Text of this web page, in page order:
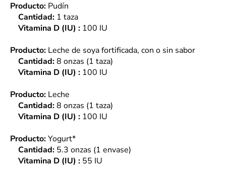
Producto: Pudín
Cantidad: 1 taza
Vitamina D (IU) : 100 IU
Producto: Leche de soya fortificada, con o sin sabor
Cantidad:8 onzas (1 taza)
Vitamina D (IU) : 100 IU
Producto: Leche
Cantidad:8 onzas (1 taza)
Vitamina D (IU) : 100 IU
Producto:Yogurt*
Cantidad: 5.3 onzas (1 envase)
Vitamina D (IU) : 55 IU